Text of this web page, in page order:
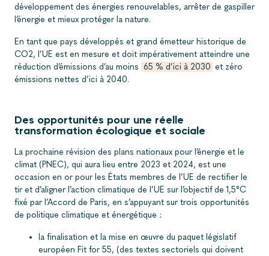
développement des énergies renouvelables, arrêter de gaspiller
l’énergie et mieux protéger la nature.
En tant que pays développés et grand émetteur historique de
CO2, l’UE est en mesure et doit impérativement atteindre une
réduction d’émissions d’au moins 65 % d’ici à 2030 et zéro
émissions nettes d’ici à 2040.
Des opportunités pour une réelle
transformation écologique et sociale
La prochaine révision des plans nationaux pour l’énergie et le
climat (PNEC), qui aura lieu entre 2023 et 2024, est une
occasion en or pour les États membres de l’UE de rectifier le
tir et d’aligner l’action climatique de l’UE sur l’objectif de 1,5°C
fixé par l’Accord de Paris, en s’appuyant sur trois opportunités
de politique climatique et énergétique :
la finalisation et la mise en œuvre du paquet législatif
européen Fit for 55, (des textes sectoriels qui doivent